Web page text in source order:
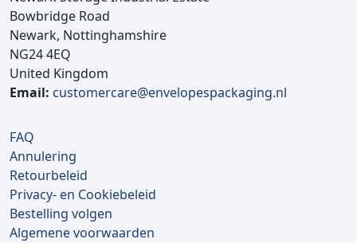
Bowbridge Road
Newark, Nottinghamshire
NG24 4EQ
United Kingdom
Email: customercare@envelopespackaging.nl
FAQ
Annulering
Retourbeleid
Privacy- en Cookiebeleid
Bestelling volgen
Algemene voorwaarden